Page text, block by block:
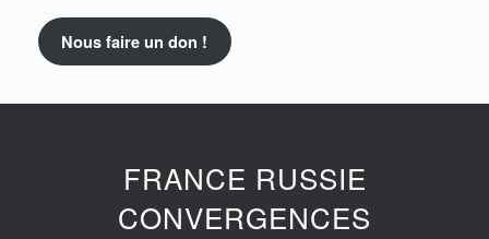
Nous faire un don !
FRANCE RUSSIE
CONVERGENCES